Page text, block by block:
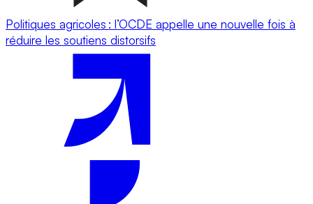
Politiques agricoles : l’OCDE appelle une nouvelle fois à
réduire les soutiens distorsifs